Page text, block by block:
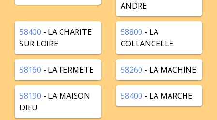
ANDRE
58400 - LA CHARITE
SUR LOIRE
58800 - LA
COLLANCELLE
58160 - LA FERMETE 58260 - LA MACHINE
58190 - LA MAISON
DIEU
58400 - LA MARCHE